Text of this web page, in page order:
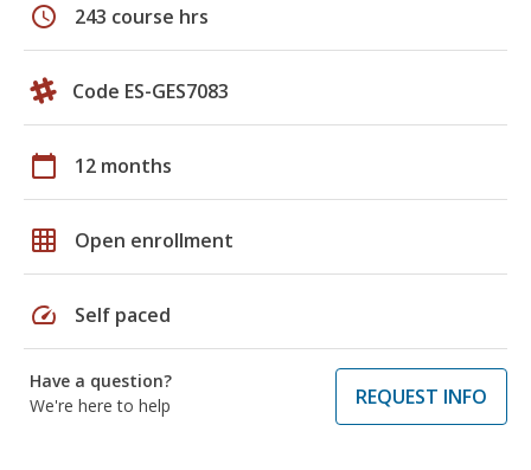
schedule 243 course hrs
Code ES-GES7083
calendar_today 12 months
grid_on Open enrollment
speed Self paced
Have a question?
We're here to help
REQUEST INFO